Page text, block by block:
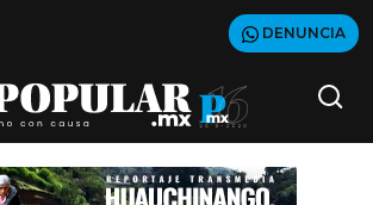
DENUNCIA